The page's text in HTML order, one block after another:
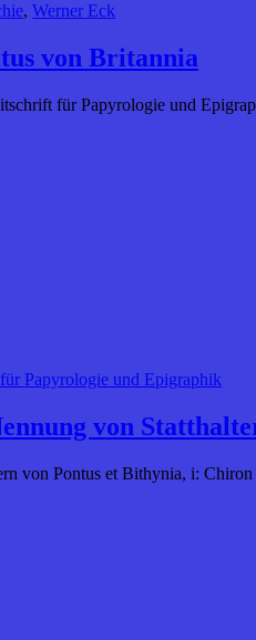
, Werner Eck
von Britannia
für Papyrologie und
Papyrologie und Epigraphik
von
von Pontus et Bithynia, i: